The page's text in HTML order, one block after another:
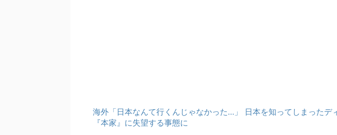
海外「日本なんて行くんじゃなかった…」 日本を知ってしまったデ
『本家』に失望する事態に